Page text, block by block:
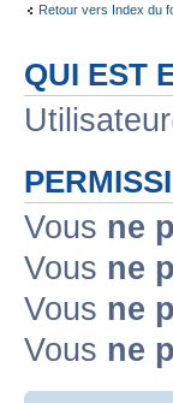
Retour vers Index du
QUI EST
Vous ne
Vous ne
Vous ne
Vous ne